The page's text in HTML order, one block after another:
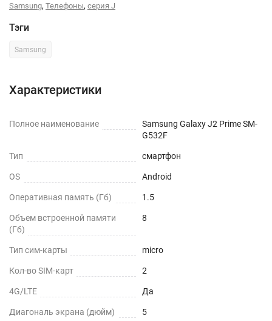
Samsung, Телефоны, серия J
Тэги
Samsung
Характеристики
Полное наименование
Samsung Galaxy J2 Prime SM-
G532F
Тип смартфон
OS Android
Оперативная память (Гб) 1.5
Объем встроенной памяти
(Гб)
8
Тип сим-карты micro
Кол-во SIM-карт 2
4G/LTE Да
Диагональ экрана (дюйм) 5